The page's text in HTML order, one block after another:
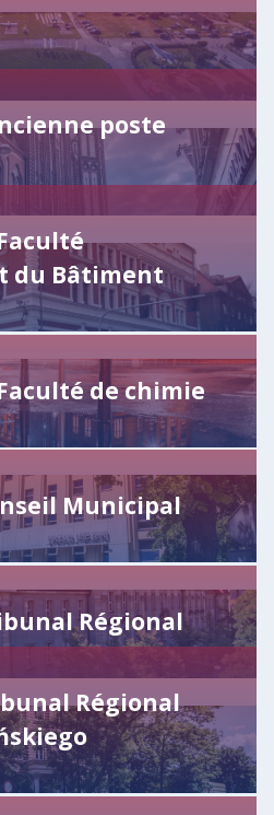
poste
du Bâtiment
de chimie
Municipal
Régional
Régional